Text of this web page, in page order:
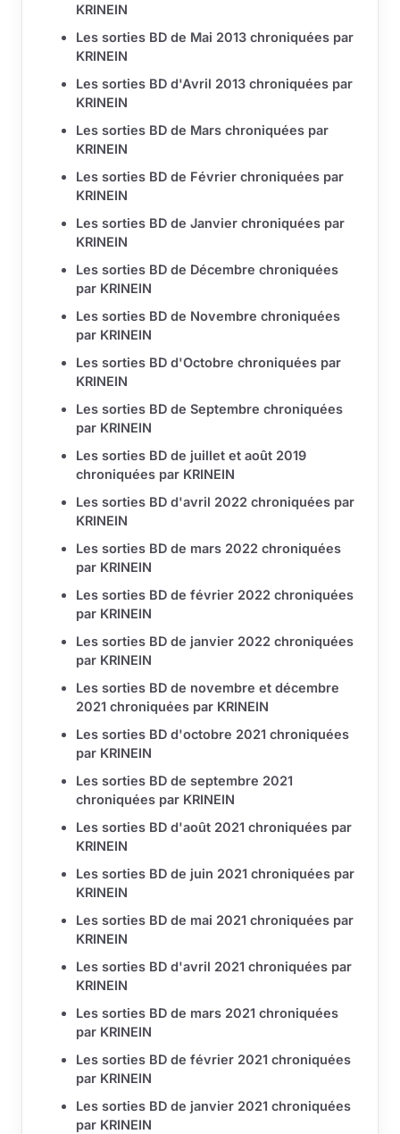
KRINEIN
Les sorties BD de Mai 2013 chroniquées par
KRINEIN
Les sorties BD d'Avril 2013 chroniquées par
KRINEIN
Les sorties BD de Mars chroniquées par
KRINEIN
Les sorties BD de Février chroniquées par
KRINEIN
Les sorties BD de Janvier chroniquées par
KRINEIN
Les sorties BD de Décembre chroniquées
par KRINEIN
Les sorties BD de Novembre chroniquées
par KRINEIN
Les sorties BD d'Octobre chroniquées par
KRINEIN
Les sorties BD de Septembre chroniquées
par KRINEIN
Les sorties BD de juillet et août 2019
chroniquées par KRINEIN
Les sorties BD d'avril 2022 chroniquées par
KRINEIN
Les sorties BD de mars 2022 chroniquées
par KRINEIN
Les sorties BD de février 2022 chroniquées
par KRINEIN
Les sorties BD de janvier 2022 chroniquées
par KRINEIN
Les sorties BD de novembre et décembre
2021 chroniquées par KRINEIN
Les sorties BD d'octobre 2021 chroniquées
par KRINEIN
Les sorties BD de septembre 2021
chroniquées par KRINEIN
Les sorties BD d'août 2021 chroniquées par
KRINEIN
Les sorties BD de juin 2021 chroniquées par
KRINEIN
Les sorties BD de mai 2021 chroniquées par
KRINEIN
Les sorties BD d'avril 2021 chroniquées par
KRINEIN
Les sorties BD de mars 2021 chroniquées
par KRINEIN
Les sorties BD de février 2021 chroniquées
par KRINEIN
Les sorties BD de janvier 2021 chroniquées
par KRINEIN